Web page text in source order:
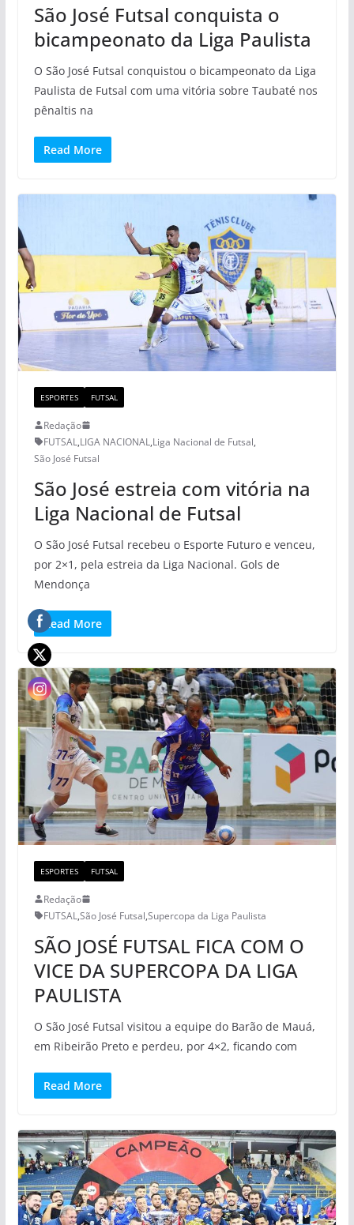
São José Futsal conquista o
bicampeonato da Liga Paulista
O São José Futsal conquistou o bicampeonato da Liga
Paulista de Futsal com uma vitória sobre Taubaté nos
pênaltis na
Read More
ESPORTES FUTSAL
Redação
FUTSAL,LIGA NACIONAL,Liga Nacional de Futsal,
São José Futsal
São José estreia com vitória na
Liga Nacional de Futsal
O São José Futsal recebeu o Esporte Futuro e venceu,
por 2×1, pela estreia da Liga Nacional. Gols de
Mendonça
Read More
ESPORTES FUTSAL
Redação
FUTSAL,São José Futsal,Supercopa da Liga Paulista
SÃO JOSÉ FUTSAL FICA COM O
VICE DA SUPERCOPA DA LIGA
PAULISTA
O São José Futsal visitou a equipe do Barão de Mauá,
em Ribeirão Preto e perdeu, por 4×2, ficando com
Read More